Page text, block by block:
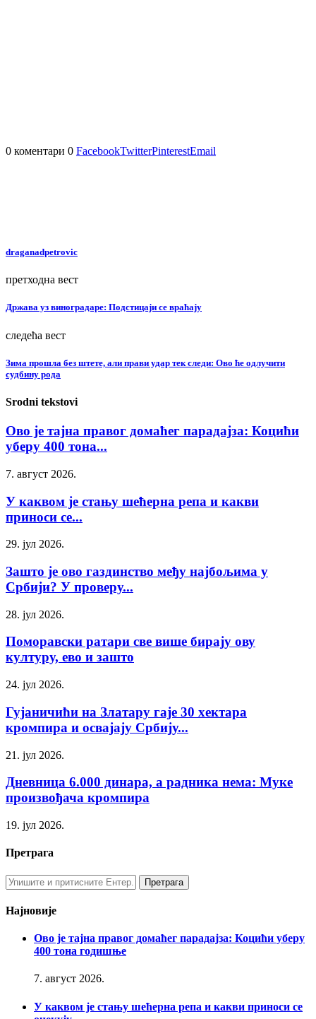
0 коментари 0 FacebookTwitterPinterestEmail
draganadpetrovic
претходна вест
Држава уз виноградаре: Подстицаји се враћају
следећа вест
Зима прошла без штете, али прави удар тек следи: Ово ће одлучити
судбину рода
Srodni tekstovi
Ово је тајна правог домаћег парадајза: Коцићи
уберу 400 тона...
7. август 2026.
У каквом је стању шећерна репа и какви
приноси се...
29. јул 2026.
Зашто је ово газдинство међу најбољима у
Србији? У проверу...
28. јул 2026.
Поморавски ратари све више бирају ову
културу, ево и зашто
24. јул 2026.
Гујаничићи на Златару гаје 30 хектара
кромпира и освајају Србију...
21. јул 2026.
Дневница 6.000 динара, а радника нема: Муке
произвођача кромпира
19. јул 2026.
Претрага
Најновије
Ово је тајна правог домаћег парадајза: Коцићи уберу
400 тона годишње
7. август 2026.
У каквом је стању шећерна репа и какви приноси се